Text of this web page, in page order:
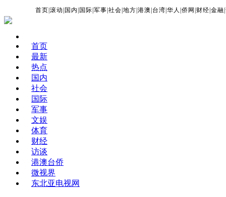
首页 |滚动 国内 国际 |军事 |社会 |地方 |港澳 台湾 |华人 |侨网 财经 |金融 |
首页
最新
热点
国内
社会
国际
军事
文娱
体育
财经
访谈
港澳台侨
微视界
东北亚电视网